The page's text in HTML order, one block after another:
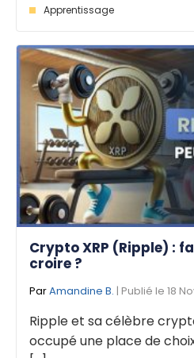
Apprentissage
Crypto XRP (Ripple) :
croire ?
ParAmandine B. | Publié le 18
Ripple et sa célèbre
occupé une place de